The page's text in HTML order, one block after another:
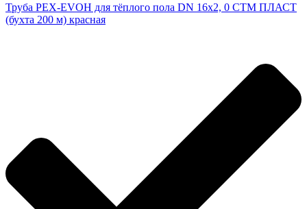
Труба PEX-EVOH для тёплого пола DN 16х2, 0 СТМ ПЛАСТ
(бухта 200 м) красная